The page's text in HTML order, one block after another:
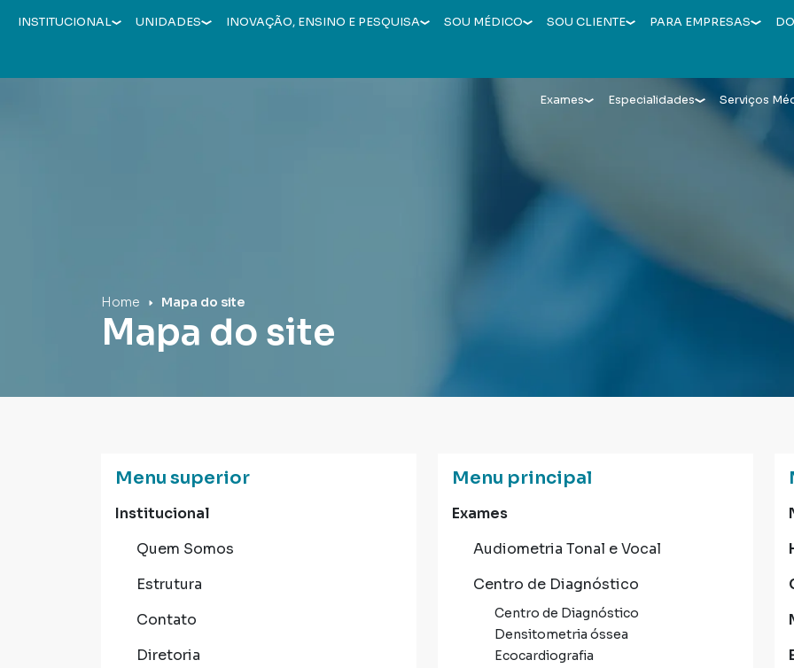
INSTITUCIONAL UNIDADES INOVAÇÃO, ENSINO E PESQUISA SOU MÉDICO SOU CLIENTE PARA EMPRESAS
Exames Especialidades Serviços
Home Mapa do site
Mapa do site
Menu superior
Institucional
Quem Somos
Estrutura
Contato
Diretoria
Menu principal
Exames
Audiometria Tonal e Vocal
Centro de Diagnóstico
Centro de Diagnóstico
Densitometria óssea
Ecocardiografia